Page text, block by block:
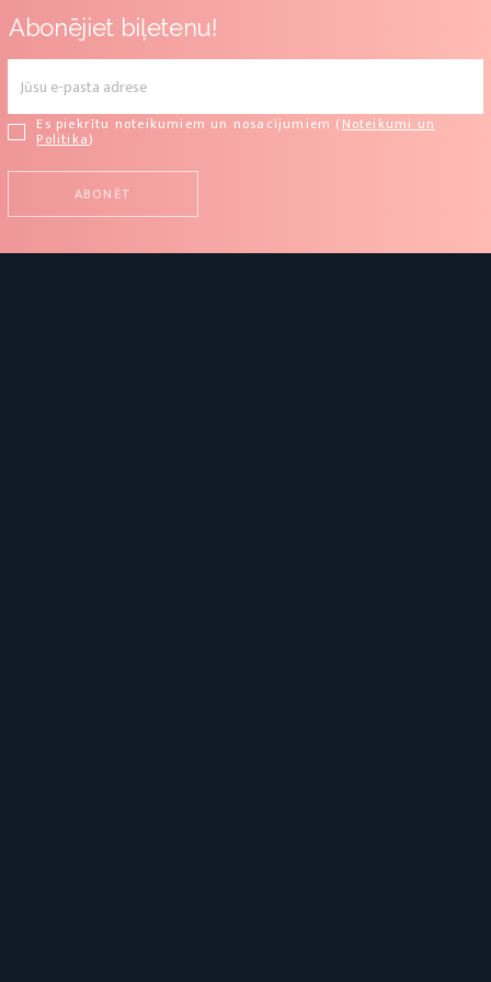
Abonējiet biļetenu!
Es piekrītu noteikumiem un nosacījumiem (Noteikumi un
Politika)